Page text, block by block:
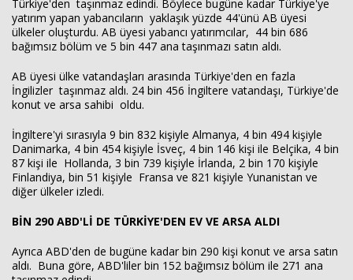
Türkiye'den taşınmaz edindi. Böylece bugüne kadar Türkiye'ye
yatırım yapan yabancıların yaklaşık yüzde 44'ünü AB üyesi
ülkeler oluşturdu. AB üyesi yabancı yatırımcılar, 44 bin 686
bağımsız bölüm ve 5 bin 447 ana taşınmazı satın aldı.
AB üyesi ülke vatandaşları arasında Türkiye'den en fazla
İngilizler taşınmaz aldı. 24 bin 456 İngiltere vatandaşı, Türkiye'de
konut ve arsa sahibi oldu.
İngiltere'yi sırasıyla 9 bin 832 kişiyle Almanya, 4 bin 494 kişiyle
Danimarka, 4 bin 454 kişiyle İsveç, 4 bin 146 kişi ile Belçika, 4 bin
87 kişi ile Hollanda, 3 bin 739 kişiyle İrlanda, 2 bin 170 kişiyle
Finlandiya, bin 51 kişiyle Fransa ve 821 kişiyle Yunanistan ve
diğer ülkeler izledi.
BİN 290 ABD'Lİ DE TÜRKİYE'DEN EV VE ARSA ALDI
Ayrıca ABD'den de bugüne kadar bin 290 kişi konut ve arsa satın
aldı. Buna göre, ABD'liler bin 152 bağımsız bölüm ile 271 ana